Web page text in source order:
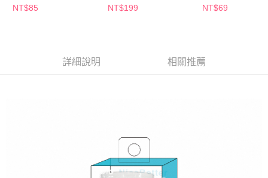
１．透過由恩沛科技股份有限公司提供之「AFTEE先享後付」服務完成之交
３．未成年的使用者請事先徵得法定代理人或監護人之同意方可使用
每筆NT$65，滿NT$490(含以上)免運費
NT$85
NT$199
NT$69
詳細說明 相關推薦